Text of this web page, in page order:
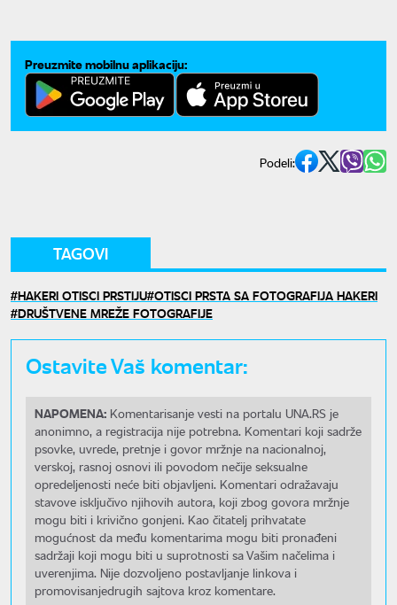
Preuzmite mobilnu aplikaciju:
Podeli:
TAGOVI
HAKERI OTISCI PRSTIJU OTISCI PRSTA SA FOTOGRAFIJA HAKERI
DRUŠTVENE MREŽE FOTOGRAFIJE
Ostavite Vaš komentar:
NAPOMENA: Komentarisanje vesti na portalu UNA.RS je
anonimno, a registracija nije potrebna. Komentari koji sadrže
psovke, uvrede, pretnje i govor mržnje na nacionalnoj,
verskoj, rasnoj osnovi ili povodom nečije seksualne
opredeljenosti neće biti objavljeni. Komentari odražavaju
stavove isključivo njihovih autora, koji zbog govora mržnje
mogu biti i krivično gonjeni. Kao čitatelj prihvatate
mogućnost da među komentarima mogu biti pronađeni
sadržaji koji mogu biti u suprotnosti sa Vašim načelima i
uverenjima. Nije dozvoljeno postavljanje linkova i
promovisanjedrugih sajtova kroz komentare.